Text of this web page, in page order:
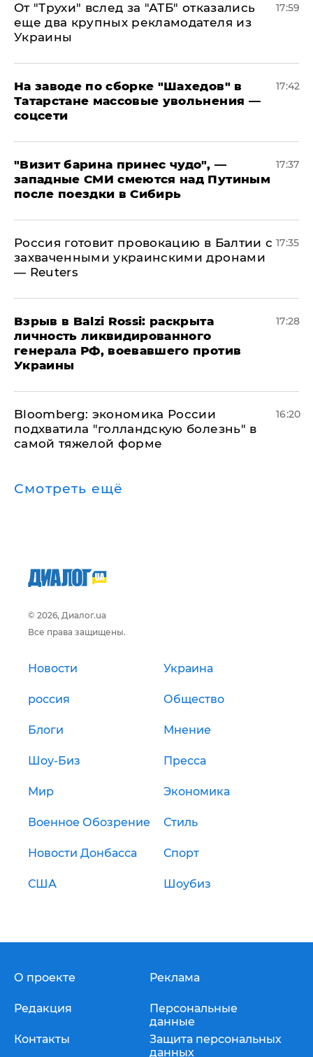
От "Трухи" вслед за "АТБ" отказались
еще два крупных рекламодателя из
Украины
17:59
На заводе по сборке "Шахедов" в
Татарстане массовые увольнения —
соцсети
17:42
"Визит барина принес чудо", —
западные СМИ смеются над Путиным
после поездки в Сибирь
17:37
​Россия готовит провокацию в Балтии с
захваченными украинскими дронами
— Reuters
17:35
​Взрыв в Balzi Rossi: раскрыта
личность ликвидированного
генерала РФ, воевавшего против
Украины
17:28
Bloomberg: экономика России
подхватила "голландскую болезнь" в
самой тяжелой форме
16:20
Смотреть ещё
© 2026, Диалог.ua
Все права защищены.
Новости Украина
россия Общество
Блоги Мнение
Шоу-Биз Пресса
Мир Экономика
Военное Обозрение Стиль
Новости Донбасса Спорт
США Шоубиз
О проекте
Редакция
Контакты
Реклама
Персональные
данные
Защита персональных
данных